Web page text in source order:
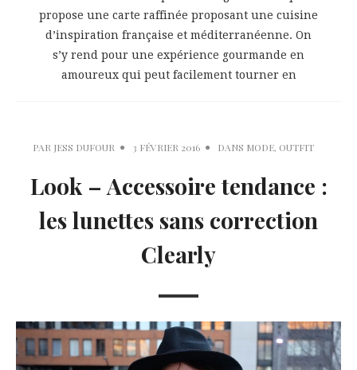
propose une carte raffinée proposant une cuisine
d’inspiration française et méditerranéenne. On
s’y rend pour une expérience gourmande en
amoureux qui peut facilement tourner en
PAR JESS DUFOUR 3 FÉVRIER 2016 DANS MODE, OUTFIT
Look – Accessoire tendance :
les lunettes sans correction
Clearly